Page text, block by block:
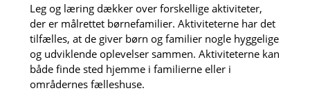
Leg og læring dækker over forskellige aktiviteter,
der er målrettet børnefamilier. Aktiviteterne har det
tilfælles, at de giver børn og familier nogle hyggelige
og udviklende oplevelser sammen. Aktiviteterne kan
både finde sted hjemme i familierne eller i
områdernes fælleshuse.